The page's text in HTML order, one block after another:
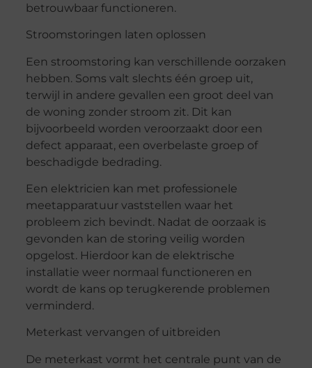
betrouwbaar functioneren.
Stroomstoringen laten oplossen
Een stroomstoring kan verschillende oorzaken
hebben. Soms valt slechts één groep uit,
terwijl in andere gevallen een groot deel van
de woning zonder stroom zit. Dit kan
bijvoorbeeld worden veroorzaakt door een
defect apparaat, een overbelaste groep of
beschadigde bedrading.
Een elektricien kan met professionele
meetapparatuur vaststellen waar het
probleem zich bevindt. Nadat de oorzaak is
gevonden kan de storing veilig worden
opgelost. Hierdoor kan de elektrische
installatie weer normaal functioneren en
wordt de kans op terugkerende problemen
verminderd.
Meterkast vervangen of uitbreiden
De meterkast vormt het centrale punt van de